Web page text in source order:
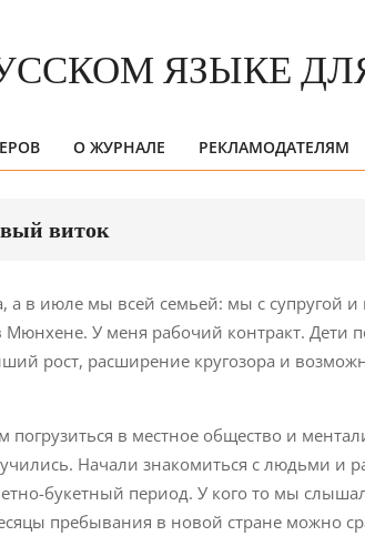
Primary
О ЖУРНАЛЕ РЕКЛАМОДАТЕЛЯМ
виток
в июле мы всей семьей: мы с супругой
У меня рабочий контракт. Дети
рост, расширение кругозора и
в местное общество и
Начали знакомиться с людьми и
букетный период. У кого то мы
пребывания в новой стране можно